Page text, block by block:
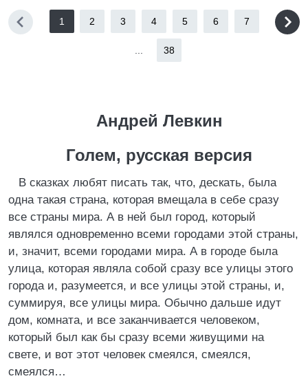
1 2 3 4 5 6 7
38
Андрей Левкин
Голем, русская версия
В сказках любят писать так, что, дескать, была
одна такая страна, которая вмещала в себе сразу
все страны мира. А в ней был город, который
являлся одновременно всеми городами этой страны,
и, значит, всеми городами мира. А в городе была
улица, которая являла собой сразу все улицы этого
города и, разумеется, и все улицы этой страны, и,
суммируя, все улицы мира. Обычно дальше идут
дом, комната, и все заканчивается человеком,
который был как бы сразу всеми живущими на
свете, и вот этот человек смеялся, смеялся,
смеялся…